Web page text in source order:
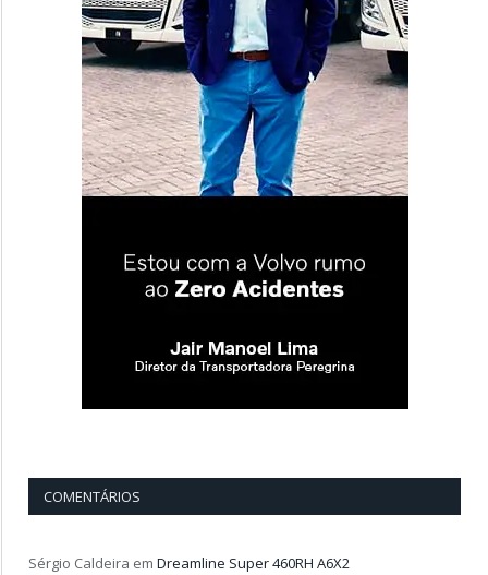
COMENTÁRIOS
Sérgio Caldeira em Dreamline Super 460RH A6X2